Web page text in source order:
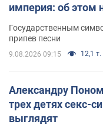
империя: об этом
Государственным
припев песни
9.08.2026 09:15 12,1 т.
Александру
трех детях секс-
выглядят